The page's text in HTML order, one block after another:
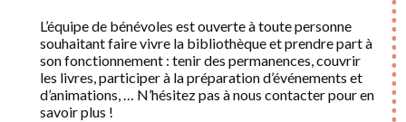
L’équipe de bénévoles est ouverte à toute personne
souhaitant faire vivre la bibliothèque et prendre part à
son fonctionnement : tenir des permanences, couvrir
les livres, participer à la préparation d’événements et
d’animations, … N’hésitez pas à nous contacter pour en
savoir plus !